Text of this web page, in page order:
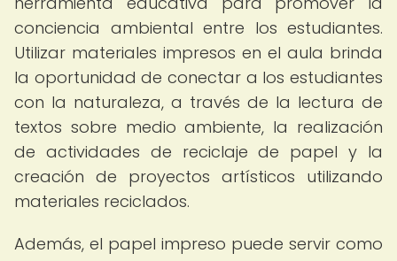
conciencia ambiental entre los estudiantes.
Utilizar materiales impresos en el aula brinda
la oportunidad de conectar a los estudiantes
con la naturaleza, a través de la lectura de
textos sobre medio ambiente, la realización
de actividades de reciclaje de papel y la
creación de proyectos artísticos utilizando
materiales reciclados.
Además, el papel impreso puede servir como